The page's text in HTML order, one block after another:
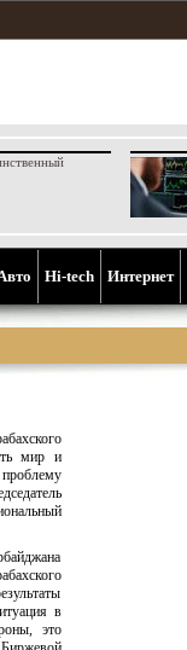
Hi-tech Интернет
мир и
в
это